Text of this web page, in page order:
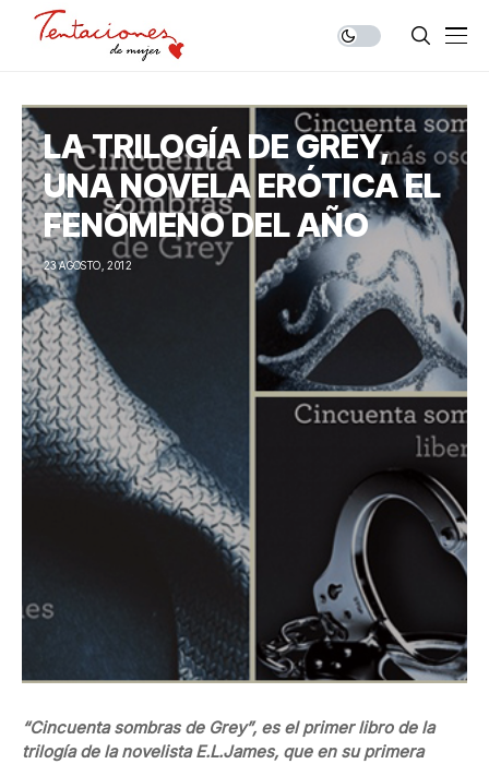
LA TRILOGÍA DE GREY,
UNA NOVELA ERÓTICA EL
FENÓMENO DEL AÑO
23 AGOSTO, 2012
“Cincuenta sombras de Grey”, es el primer libro de la
trilogía de la novelista E.L.James, que en su primera